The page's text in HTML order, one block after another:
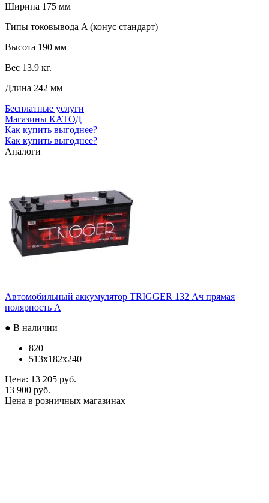
Ширина 175 мм
Типы токовывода A (конус стандарт)
Высота 190 мм
Вес 13.9 кг.
Длина 242 мм
Бесплатные услуги
Магазины КАТОД
Как купить выгоднее?
Как купить выгоднее?
Аналоги
Автомобильный аккумулятор TRIGGER 132 Ач прямая
полярность A
● В наличии
820
513x182x240
Цена: 13 205 руб.
13 900 руб.
Цена в розничных магазинах